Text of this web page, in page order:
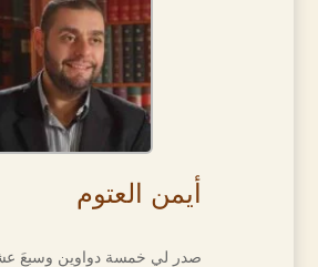
أيمن العتوم
صدر لي خمسة دواوين وسبعَ